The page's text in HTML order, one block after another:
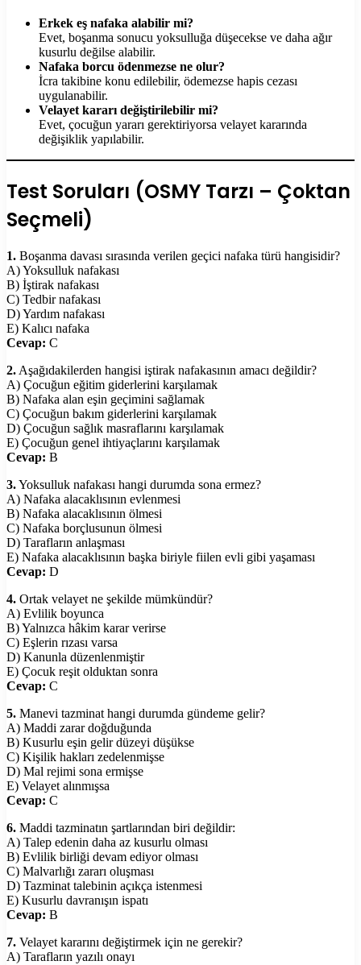
Erkek eş nafaka alabilir mi?
Evet, boşanma sonucu yoksulluğa düşecekse ve daha ağır
kusurlu değilse alabilir.
Nafaka borcu ödenmezse ne olur?
İcra takibine konu edilebilir, ödemezse hapis cezası
uygulanabilir.
Velayet kararı değiştirilebilir mi?
Evet, çocuğun yararı gerektiriyorsa velayet kararında
değişiklik yapılabilir.
Test Soruları (OSMY Tarzı – Çoktan
Seçmeli)
1. Boşanma davası sırasında verilen geçici nafaka türü hangisidir?
A) Yoksulluk nafakası
B) İştirak nafakası
C) Tedbir nafakası
D) Yardım nafakası
E) Kalıcı nafaka
Cevap: C
2.Aşağıdakilerden hangisi iştirak nafakasının amacı değildir?
A) Çocuğun eğitim giderlerini karşılamak
B) Nafaka alan eşin geçimini sağlamak
C) Çocuğun bakım giderlerini karşılamak
D) Çocuğun sağlık masraflarını karşılamak
E) Çocuğun genel ihtiyaçlarını karşılamak
Cevap: B
3.Yoksulluk nafakası hangi durumda sona ermez?
A) Nafaka alacaklısının evlenmesi
B) Nafaka alacaklısının ölmesi
C) Nafaka borçlusunun ölmesi
D) Tarafların anlaşması
E) Nafaka alacaklısının başka biriyle fiilen evli gibi yaşaması
Cevap: D
4. Ortak velayet ne şekilde mümkündür?
A) Evlilik boyunca
B) Yalnızca hâkim karar verirse
C) Eşlerin rızası varsa
D) Kanunla düzenlenmiştir
E) Çocuk reşit olduktan sonra
Cevap: C
5. Manevi tazminat hangi durumda gündeme gelir?
A) Maddi zarar doğduğunda
B) Kusurlu eşin gelir düzeyi düşükse
C) Kişilik hakları zedelenmişse
D) Mal rejimi sona ermişse
E) Velayet alınmışsa
Cevap: C
6. Maddi tazminatın şartlarından biri değildir:
A) Talep edenin daha az kusurlu olması
B) Evlilik birliği devam ediyor olması
C) Malvarlığı zararı oluşması
D) Tazminat talebinin açıkça istenmesi
E) Kusurlu davranışın ispatı
Cevap: B
7. Velayet kararını değiştirmek için ne gerekir?
A) Tarafların yazılı onayı